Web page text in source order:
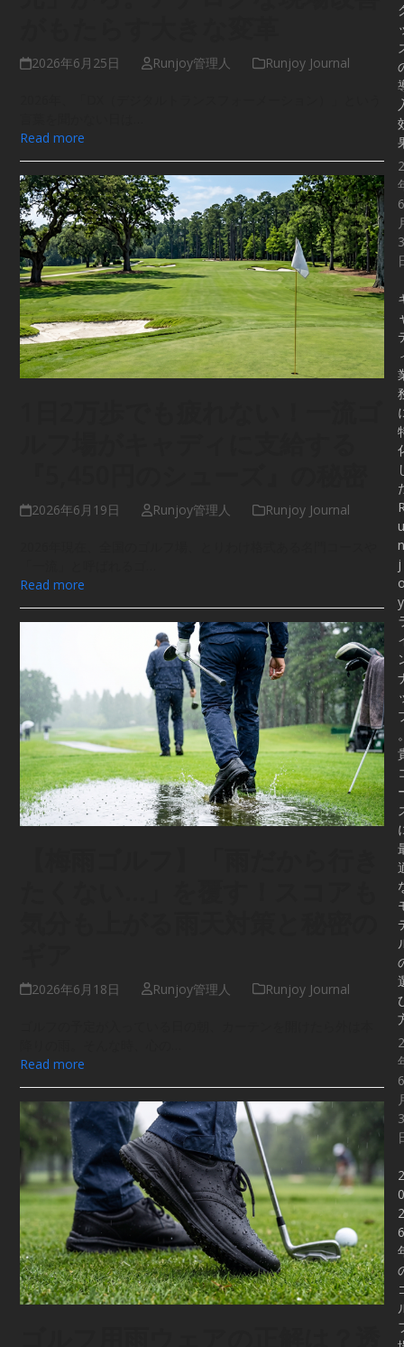
2026年6月25日 Runjoy管理人 Runjoy Journal
Read more
2026年6月19日 Runjoy管理人 Runjoy Journal
Read more
2026年6月18日 Runjoy管理人 Runjoy Journal
Read more
6
u
n
j
y
6
2
0
2
6